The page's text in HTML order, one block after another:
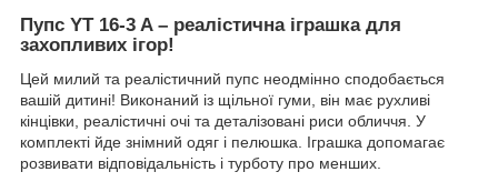
Пупс YT 16-3 A – реалістична іграшка для
захопливих ігор!
Цей милий та реалістичний пупс неодмінно сподобається
вашій дитині! Виконаний із щільної гуми, він має рухливі
кінцівки, реалістичні очі та деталізовані риси обличчя. У
комплекті йде знімний одяг і пелюшка. Іграшка допомагає
розвивати відповідальність і турботу про менших.